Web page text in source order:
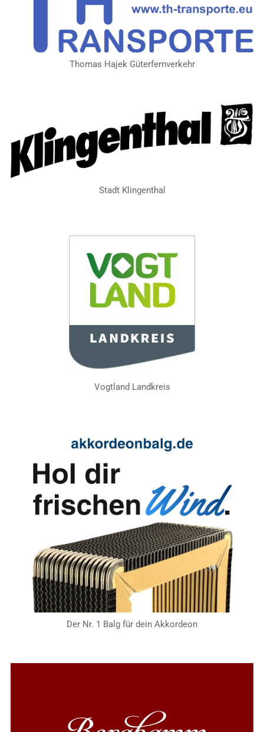
Thomas Hajek Güterfernverkehr
Stadt Klingenthal
Vogtland Landkreis
Der Nr. 1 Balg für dein Akkordeon